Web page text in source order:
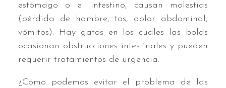
estómago o el intestino, causan molestias
(pérdida de hambre, tos, dolor abdominal,
vómitos). Hay gatos en los cuales las bolas
ocasionan obstrucciones intestinales y pueden
requerir tratamientos de urgencia.
¿Cómo podemos evitar el problema de las